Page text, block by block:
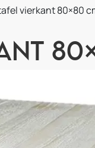
vierkant 80×80